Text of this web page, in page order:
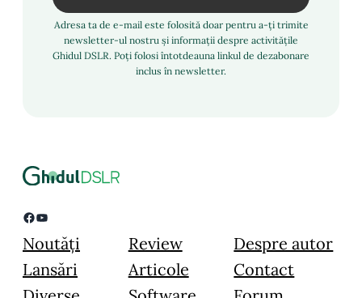
Adresa ta de e-mail este folosită doar pentru a-ți trimite
newsletter-ul nostru și informații despre activitățile
Ghidul DSLR. Poți folosi întotdeauna linkul de dezabonare
inclus în newsletter.
Facebook YouTube
Noutăți
Lansări
Review
Articole
Despre autor
Contact